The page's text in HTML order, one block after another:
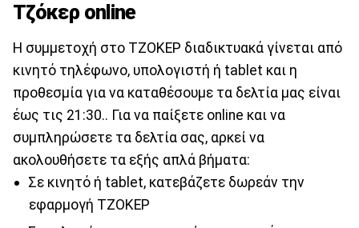
Τζόκερ online
Η συμμετοχή στο ΤΖΟΚΕΡ διαδικτυακά γίνεται από
κινητό τηλέφωνο, υπολογιστή ή tablet και η
προθεσμία για να καταθέσουμε τα δελτία μας είναι
έως τις 21:30.. Για να παίξετε online και να
συμπληρώσετε τα δελτία σας, αρκεί να
ακολουθήσετε τα εξής απλά βήματα:
Σε κινητό ή tablet, κατεβάζετε δωρεάν την
εφαρμογή ΤΖΟΚΕΡ